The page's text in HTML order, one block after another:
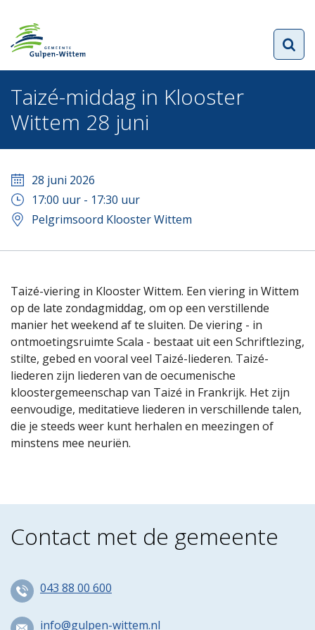
Taizé-middag in Klooster
Wittem 28 juni
28 juni 2026
17:00 uur - 17:30 uur
Pelgrimsoord Klooster Wittem
Taizé-viering in Klooster Wittem. Een viering in Wittem
op de late zondagmiddag, om op een verstillende
manier het weekend af te sluiten. De viering - in
ontmoetingsruimte Scala - bestaat uit een Schriftlezing,
stilte, gebed en vooral veel Taizé-liederen. Taizé-
liederen zijn liederen van de oecumenische
kloostergemeenschap van Taizé in Frankrijk. Het zijn
eenvoudige, meditatieve liederen in verschillende talen,
die je steeds weer kunt herhalen en meezingen of
minstens mee neuriën.
Contact met de gemeente
043 88 00 600
info@gulpen-wittem.nl